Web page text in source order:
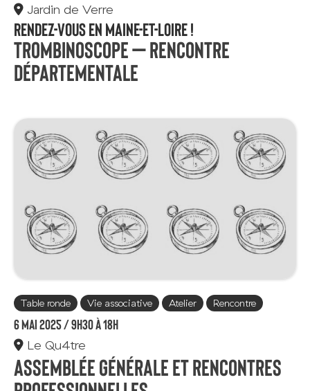
Jardin de Verre
Rendez-vous en Maine-et-Loire !
Trombinoscope – rencontre
départementale
Table ronde Vie associative Atelier Rencontre
6 mai 2025 /9h30 à 18h
Le Qu4tre
Assemblée générale et rencontres